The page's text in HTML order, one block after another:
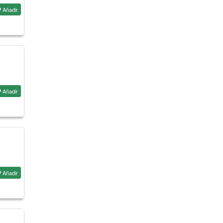
Añadir
Añadir
Añadir